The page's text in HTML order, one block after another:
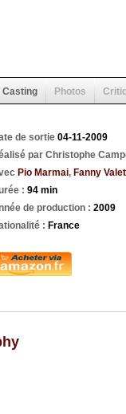
Casting Photos
de sortie 04-11-2009
par Christophe
Pio Marmai, Fanny
: 94 min
de production : 2009
: France